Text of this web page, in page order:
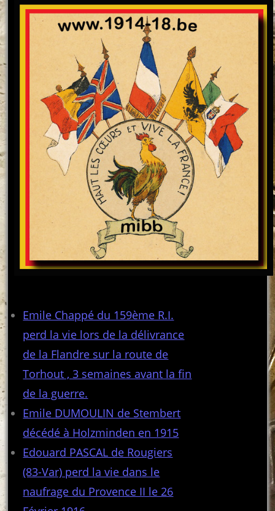
Emile Chappé du 159ème R.I.
perd la vie lors de la délivrance
de la Flandre sur la route de
Torhout , 3 semaines avant la fin
de la guerre.
Emile DUMOULIN de Stembert
décédé à Holzminden en 1915
Edouard PASCAL de Rougiers
(83-Var) perd la vie dans le
naufrage du Provence II le 26